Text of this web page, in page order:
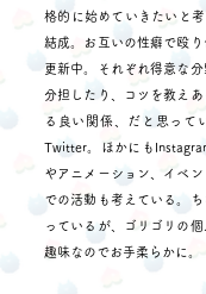
格的に始めていきたいと
結成。
お互いの性癖で殴
更新中。それぞれ得意な
分担したり、コツを教え
る良い関係、だと思って
Twitter。ほかにも
やアニメーション、イベ
での活動も考えている。
っているが、ゴリゴリの
趣味なのでお手柔らかに。